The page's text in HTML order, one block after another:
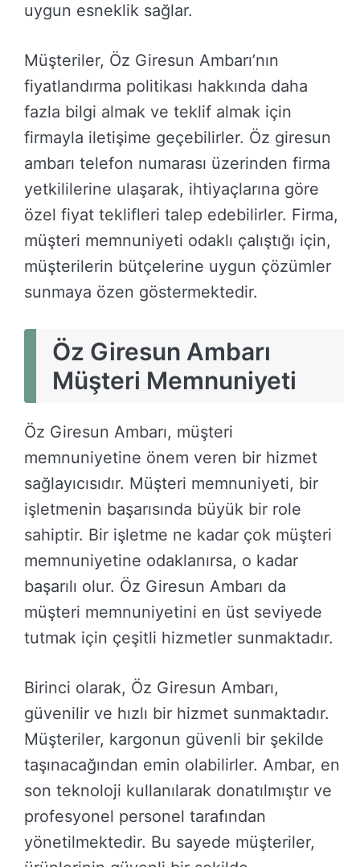
uygun esneklik sağlar.
Müşteriler, Öz Giresun Ambarı’nın
fiyatlandırma politikası hakkında daha
fazla bilgi almak ve teklif almak için
firmayla iletişime geçebilirler. Öz giresun
ambarı telefon numarası üzerinden firma
yetkililerine ulaşarak, ihtiyaçlarına göre
özel fiyat teklifleri talep edebilirler. Firma,
müşteri memnuniyeti odaklı çalıştığı için,
müşterilerin bütçelerine uygun çözümler
sunmaya özen göstermektedir.
Öz Giresun Ambarı
Müşteri Memnuniyeti
Öz Giresun Ambarı, müşteri
memnuniyetine önem veren bir hizmet
sağlayıcısıdır. Müşteri memnuniyeti, bir
işletmenin başarısında büyük bir role
sahiptir. Bir işletme ne kadar çok müşteri
memnuniyetine odaklanırsa, o kadar
başarılı olur. Öz Giresun Ambarı da
müşteri memnuniyetini en üst seviyede
tutmak için çeşitli hizmetler sunmaktadır.
Birinci olarak, Öz Giresun Ambarı,
güvenilir ve hızlı bir hizmet sunmaktadır.
Müşteriler, kargonun güvenli bir şekilde
taşınacağından emin olabilirler. Ambar, en
son teknoloji kullanılarak donatılmıştır ve
profesyonel personel tarafından
yönetilmektedir. Bu sayede müşteriler,